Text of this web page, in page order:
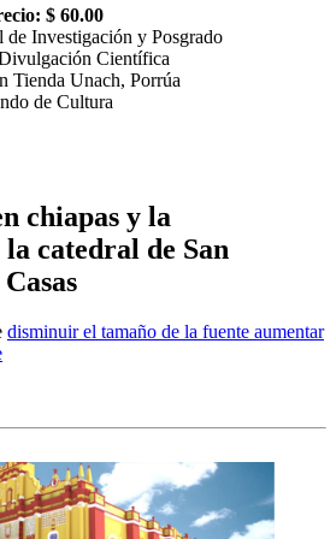
$ 60.00
de Investigación y Posgrado
Científica
Tienda Unach, Porrúa
de Cultura
chiapas y la
catedral de San
disminuir el tamaño de la fuente aumentar